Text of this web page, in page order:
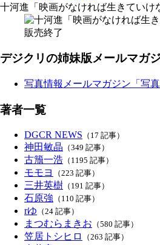
十河進「映画がなければ生きていけ
販売終了
デジクリの姉妹版メールマガ
写真情報メールマガジン「写真
著者一覧
DGCR NEWS （17 記事）
神田敏晶 （349 記事）
古籏一浩 （1195 記事）
モモヨ （223 記事）
三井英樹 （191 記事）
石原強 （110 記事）
rゆ （24 記事）
まつむらまきお （580 記事）
笠居トシヒロ （263 記事）